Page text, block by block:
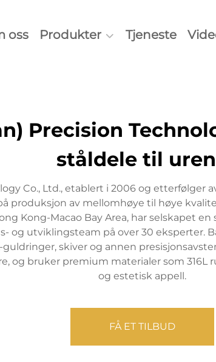
oss Produkter Tjeneste
Precision
ståldele til
Co., Ltd., etablert i 2006 og etterfølger
produksjon av mellomhøye til høye
Kong-Macao Bay Area, har selskapet
og utviklingsteam på over 30 eksperter.
skiver og annen
og bruker premium materialer som
og estetisk appell.
FÅ ET TILBUD